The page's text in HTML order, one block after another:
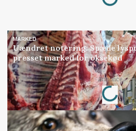
MARKED
Uændret notering: Spæde
presset marked for oksekød
Annonce
Loading...